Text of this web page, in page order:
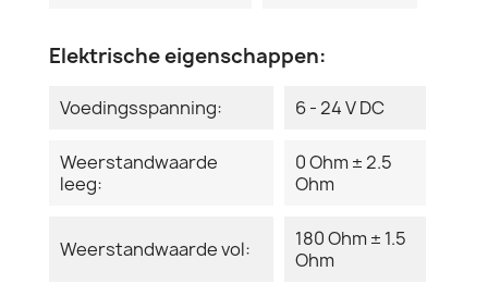
Elektrische eigenschappen:
Voedingsspanning: 6 - 24 V DC
Weerstandwaarde
leeg:
0 Ohm ± 2.5
Ohm
Weerstandwaarde vol:
180 Ohm ± 1.5
Ohm